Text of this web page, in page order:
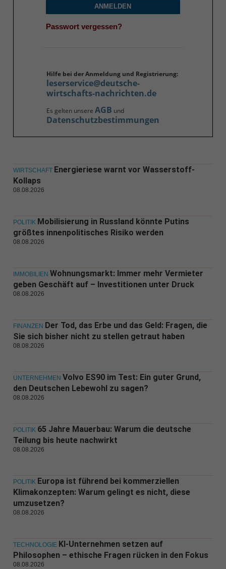
ANMELDEN
Passwort vergessen?
Hilfe bei der Anmeldung und Registrierung:
leserservice@deutsche-
wirtschafts-nachrichten.de
Es gelten unsere AGB und
Datenschutzbestimmungen
WIRTSCHAFT Energieriese warnt vor Wasserstoff-
Kollaps
08.08.2026
POLITIK Mobilisierung in Russland könnte Putins
größtes innenpolitisches Risiko werden
08.08.2026
IMMOBILIEN Wohnungsmarkt: Immer mehr Vermieter
geben Geschäft auf – Investitionen unter Druck
08.08.2026
FINANZEN Der Tod, das Erbe und das Geld: Fragen, die
Sie sich bisher nicht zu stellen getraut haben
08.08.2026
UNTERNEHMEN Volvo ES90 im Test: Ein guter Grund,
den Deutschen Lebewohl zu sagen?
08.08.2026
POLITIK 65 Jahre Mauerbau: Warum die deutsche
Teilung bis heute nachwirkt
08.08.2026
POLITIK Europa ist führend bei kommerziellen
Klimakonzepten: Warum gelingt es nicht, diese
umzusetzen?
08.08.2026
TECHNOLOGIE KI-Unternehmen setzen auf
Philosophen – ethische Fragen rücken in den Fokus
08.08.2026